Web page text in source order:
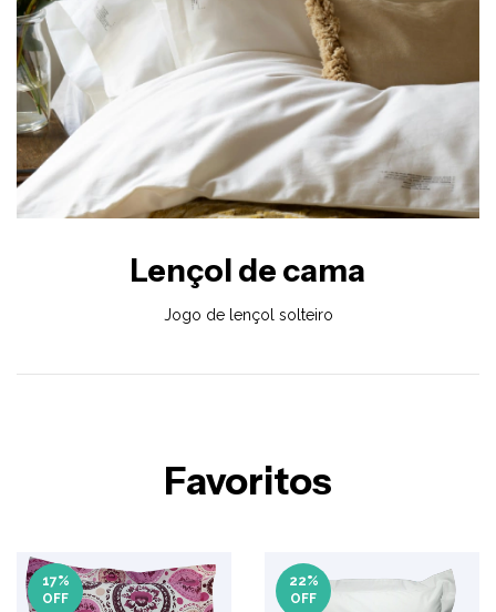
Lençol de cama
Jogo de lençol solteiro
Favoritos
17%
OFF
22%
OFF